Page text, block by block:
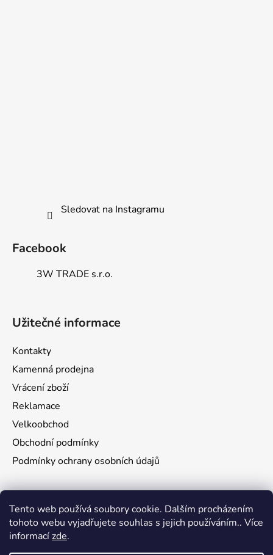
Tento web používá soubory cookie. Dalším procházením
tohoto webu vyjadřujete souhlas s jejich používáním.. Více
informacízde.
Sledovat na Instagramu
Facebook
3W TRADE s.r.o.
Užitečné informace
Kontakty
Kamenná prodejna
Vrácení zboží
Reklamace
Velkoobchod
Obchodní podmínky
Podmínky ochrany osobních údajů
Aktuality
Jak namontovat a nastřelit puškohled na zbraň